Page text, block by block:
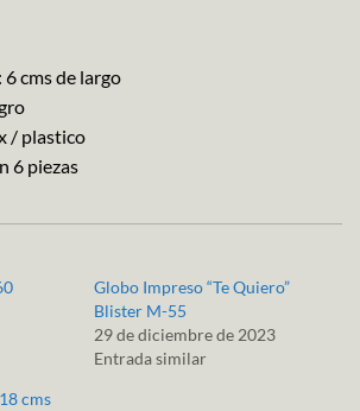
cms de largo
/ plastico
6 piezas
Globo Impreso “Te Quiero”
Blister M-55
29 de diciembre de 2023
Entrada similar
cms